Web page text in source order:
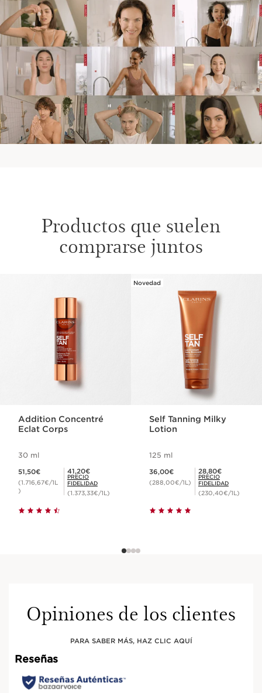
Productos que suelen
comprarse juntos
Addition Concentré
Eclat Corps
30 ml
51,50€
(1.716,67€/1L
)
Precio Fidelidad 41,20€
41,20€
PRECIO
FIDELIDAD
(1.373,33€/1L)
Novedad
Self Tanning Milky
Lotion
125 ml
36,00€
(288,00€/1L)
Precio Fidelidad 28,80€
28,80€
PRECIO
FIDELIDAD
(230,40€/1L)
Opiniones de los clientes
PARA SABER MÁS, HAZ CLIC AQUÍ